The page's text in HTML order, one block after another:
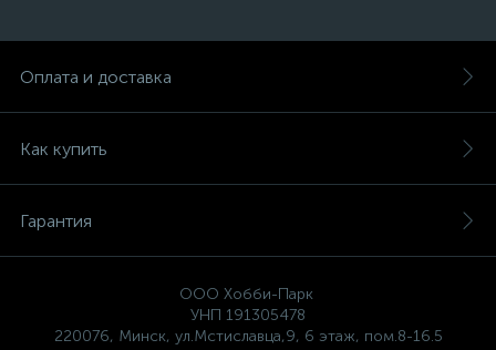
Оплата и доставка
Как купить
Гарантия
ООО Хобби-Парк
УНП 191305478
220076, Минск, ул.Мстиславца,9, 6 этаж, пом.8-16.5